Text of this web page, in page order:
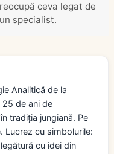
ceva legat de
specialist.
Analitică de la
de ani de
tradiția jungiană. Pe
Lucrez cu simbolurile:
cu idei din